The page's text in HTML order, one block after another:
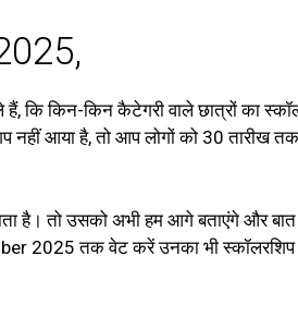
कि किन-किन कैटेगरी वाले छात्रों का
नहीं आया है, तो आप लोगों को 30
है। तो उसको अभी हम आगे बताएंगे और
2025 तक वेट करें उनका भी